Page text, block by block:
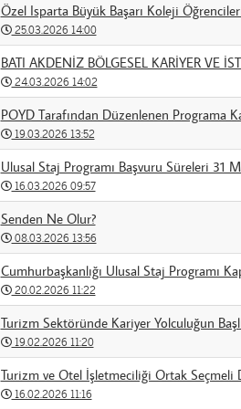
Özel Isparta Büyük Başarı Koleji
25.03.2026 14:00
BATI AKDENİZ BÖLGESEL KARİYER VE
24.03.2026 14:02
POYD Tarafından Düzenlenen Programa
19.03.2026 13:52
Ulusal Staj Programı Başvuru Süreleri 31
16.03.2026 09:57
Senden Ne Olur?
08.03.2026 13:56
Cumhurbaşkanlığı Ulusal Staj Programı
20.02.2026 11:22
Turizm Sektöründe Kariyer Yolculuğun
19.02.2026 11:20
Turizm ve Otel İşletmeciliği Ortak
16.02.2026 11:16